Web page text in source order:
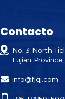
Contacto
No. 3 North
Fujian
info@fjqj.com